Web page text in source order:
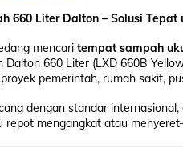
660 Liter Dalton – Solusi
mencari tempat sampah
Dalton 660 Liter (LXD 660B
pemerintah, rumah sakit,
dengan standar internasional,
repot mengangkat atau